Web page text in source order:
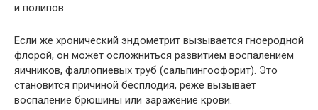
и полипов.
Если же хронический эндометрит вызывается гноеродной
флорой, он может осложниться развитием воспалением
яичников, фаллопиевых труб (сальпингоофорит). Это
становится причиной бесплодия, реже вызывает
воспаление брюшины или заражение крови.